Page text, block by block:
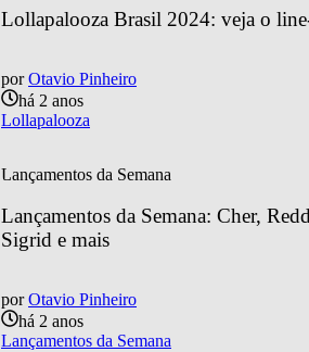
Lollapalooza Brasil 2024: veja o
por Otavio Pinheiro
há 2 anos
Lollapalooza
Lançamentos da Semana
Lançamentos da Semana: Cher,
Sigrid e mais
por Otavio Pinheiro
há 2 anos
Lançamentos da Semana